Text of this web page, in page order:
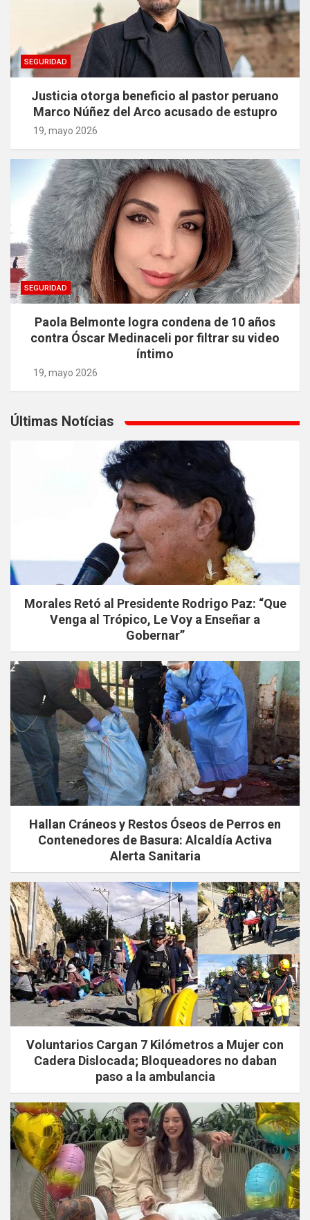
SEGURIDAD
Justicia otorga beneficio al pastor peruano
Marco Núñez del Arco acusado de estupro
19, mayo 2026
SEGURIDAD
Paola Belmonte logra condena de 10 años
contra Óscar Medinaceli por filtrar su video
íntimo
19, mayo 2026
Últimas Notícias
Morales Retó al Presidente Rodrigo Paz: “Que
Venga al Trópico, Le Voy a Enseñar a
Gobernar”
Hallan Cráneos y Restos Óseos de Perros en
Contenedores de Basura: Alcaldía Activa
Alerta Sanitaria
Voluntarios Cargan 7 Kilómetros a Mujer con
Cadera Dislocada; Bloqueadores no daban
paso a la ambulancia